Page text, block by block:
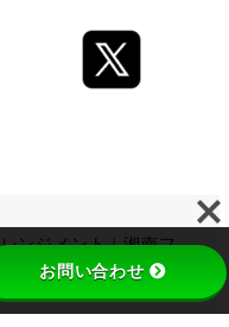
ンジメント｜湘南フ
お問い合わせ